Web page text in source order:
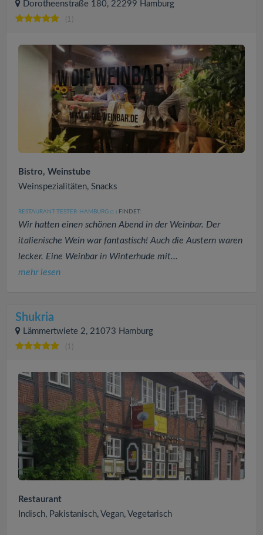
Dorotheenstraße 180, 22299 Hamburg
(1)
Bistro, Weinstube
Weinspezialitäten, Snacks
RESTAURANT-TESTER-HAMBURG (1 ) FINDET:
Wir hatten einen schönen Abend in der Weinbar. Der
italienische Wein war fantastisch! Auch die Austern waren
lecker. Eine Weinbar in Winterhude mit...
mehr lesen
Shukria
Lämmertwiete 2, 21073 Hamburg
(1)
Restaurant
Indisch, Pakistanisch, Vegan, Vegetarisch